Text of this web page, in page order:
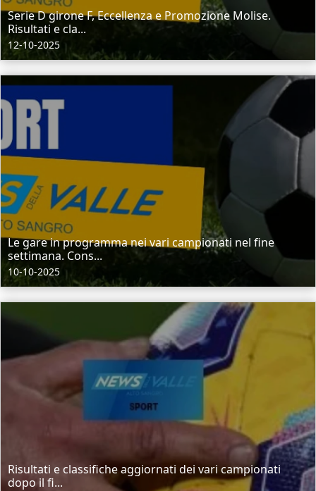
Serie D girone F, Eccellenza e Promozione Molise.
Risultati e cla...
12-10-2025
Le gare in programma nei vari campionati nel fine
settimana. Cons...
10-10-2025
Risultati e classifiche aggiornati dei vari campionati
dopo il fi...